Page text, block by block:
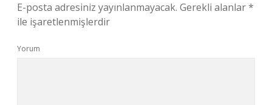
E-posta adresiniz yayınlanmayacak. Gerekli alanlar*
ile işaretlenmişlerdir
Yorum